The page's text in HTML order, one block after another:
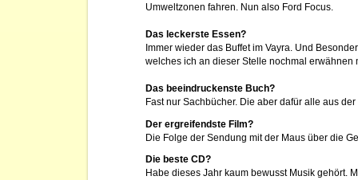
Umweltzonen fahren. Nun also Ford Focus.
Das leckerste Essen?
Immer wieder das Buffet im Vayra. Und
welches ich an dieser Stelle nochmal erwähnen
Das beeindruckenste Buch?
Fast nur Sachbücher. Die aber dafür alle aus
Der ergreifendste Film?
Die Folge der Sendung mit der Maus über die
Die beste CD?
Habe dieses Jahr kaum bewusst Musik gehört.